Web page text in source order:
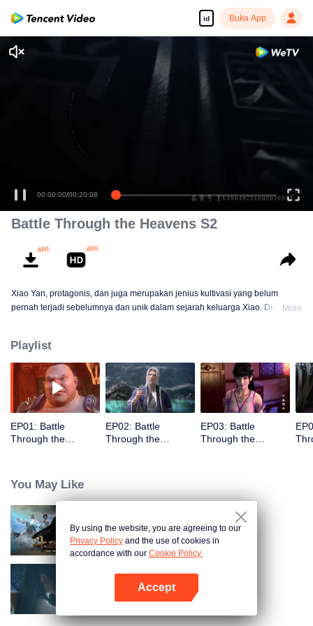
id Buka App
00:00:00/00:20:08
Battle Through the Heavens S2
Xiao Yan, protagonis, dan juga merupakan jenius kultivasi yang belum
pernah terjadi sebelumnya dan unik dalam sejarah keluarga Xiao. Dia mulai
menghabiskan tiga tahun berikutnya yang menyedihkan. Ketika hantu
muncul dari cincin di jarinya dan pintu baru terbuka di depannya!
More
Playlist
EP01: Battle
Through the
EP02: Battle
Through the
EP03: Battle
Through the
You May Like
Battle Through The Heavens
Battle Through the Heavens S3
By using the website, you are agreeing to our
Privacy Policy and the use of cookies in
accordance with our Cookie Policy.
Accept